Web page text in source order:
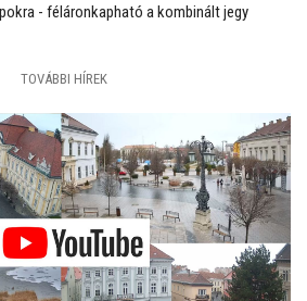
- féláronkapható a kombinált jegy
TOVÁBBI HÍREK